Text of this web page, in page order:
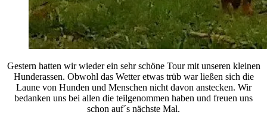
Gestern hatten wir wieder ein sehr schöne Tour mit unseren kleinen
Hunderassen. Obwohl das Wetter etwas trüb war ließen sich die
Laune von Hunden und Menschen nicht davon anstecken. Wir
bedanken uns bei allen die teilgenommen haben und freuen uns
schon auf´s nächste Mal.